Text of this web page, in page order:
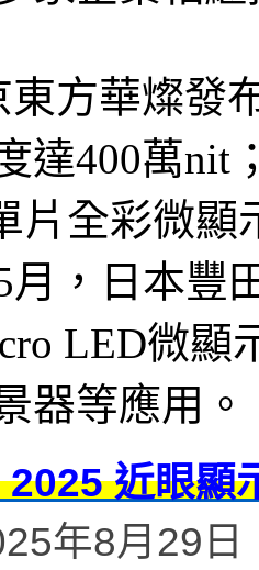
東方華燦發
達400萬nit
片全彩微
月，日本豐
LED微顯
器等應用
近眼顯
年8月29日